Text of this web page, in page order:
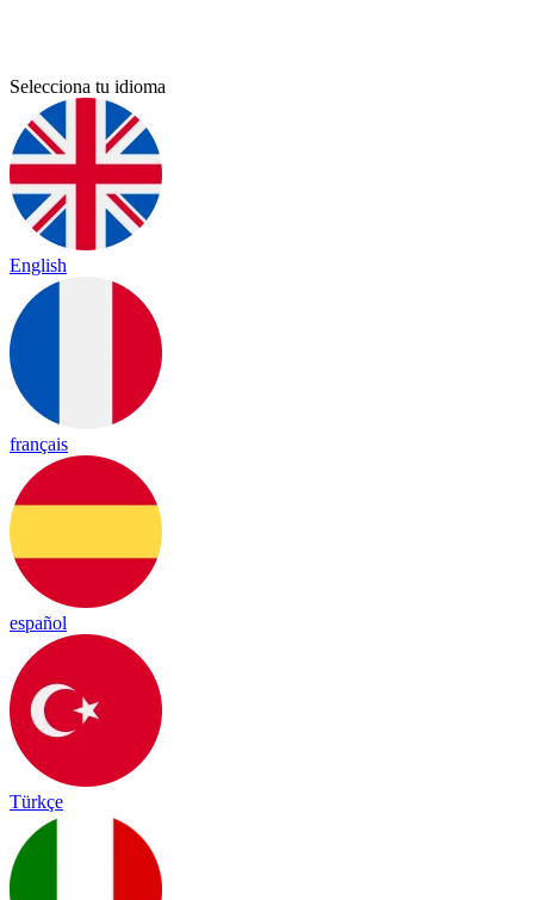
Selecciona tu idioma
English
français
español
Türkçe